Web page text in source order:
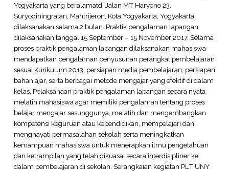
Yogyakarta yang beralamatdi Jalan MT Haryono 23,
Suryodiningratan, Mantrijeron, Kota Yogyakarta, Yogyakarta
dilaksanakan selama 2 bulan. Praktik pengalaman lapangan
dilaksanakan tanggal 15 September – 15 November 2017. Selama
proses praktik pengalaman lapangan dilaksanakan mahasiswa
mendapatkan pengalaman penyusunan perangkat pembelajaran
sesuai Kurikulum 2013, persiapan media pembelajaran, persiapan
bahan ajar, serta berbagai metode mengajar yang efektif di dalam
kelas. Pelaksanaan praktik pengalaman lapangan secara nyata
melatih mahasiswa agar memiliki pengalaman tentang proses
belajar mengajar sesunggunya, melatih dan mengembangkan
kompetensi keguruan atau kependidikan, mempelajari dan
menghayati permasalahan sekolah serta meningkatkan
kemampuan mahasiswa untuk menerapkan ilmu pengetahuan
dan ketrampilan yang telah dikuasai secara interdisipliner ke
dalam pembelajaran di sekolah. Serangkaian kegiatan PLT UNY